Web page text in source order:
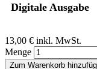
Digitale Ausgabe
13,00 € inkl. MwSt.
Menge
Zum Warenkorb